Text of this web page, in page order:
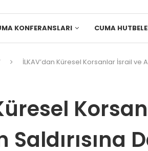
KONFERANSLARI CUMA
İLKAV’dan Küresel Korsanlar İsrail ve
Saldırısına